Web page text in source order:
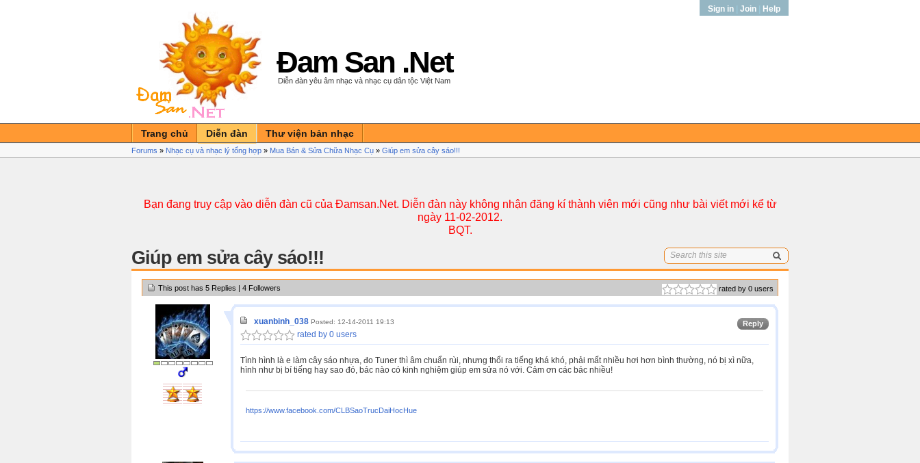
Đam San .Net
Diễn đàn yêu âm nhạc và nhạc cụ dân tộc Việt Nam
Sign in Join Help
Trang chủ Diễn đàn Thư viện bản nhạc
Forums » Nhạc cụ và nhạc lý tổng hợp » Mua Bán & Sửa Chữa Nhạc Cụ » Giúp em sửa cây sáo!!!
Bạn đang truy cập vào diễn đàn cũ của Đamsan.Net. Diễn đàn này không nhận đăng kí thành viên mới cũng như bài viết mới kể từ
ngày 11-02-2012.
BQT.
Giúp em sửa cây sáo!!!
rated by 0 users
This post has 5 Replies | 4 Followers
Reply
xuanbinh_038 Posted: 12-14-2011 19:13
rated by 0 users
Tình hình là e làm cây sáo nhựa, đo Tuner thì âm chuẩn rùi, nhưng thổi ra tiếng khá khó, phải mất nhiều hơi hơn bình thường, nó bị xì nữa,
hình như bị bí tiếng hay sao đó, bác nào có kinh nghiệm giúp em sửa nó với. Cảm ơn các bác nhiều!
https://www.facebook.com/CLBSaoTrucDaiHocHue